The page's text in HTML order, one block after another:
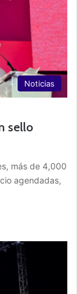
Noticias
sello
más de 4,000
agendadas,